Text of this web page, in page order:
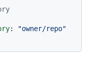
:
"owner/repo"